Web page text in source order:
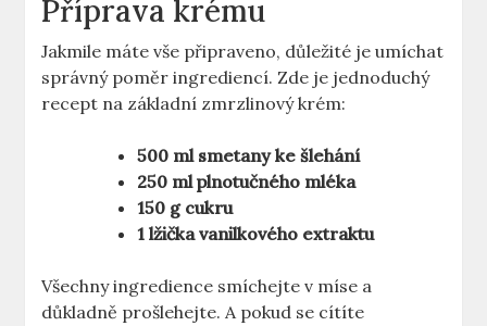
Příprava krému
Jakmile máte vše připraveno, důležité je umíchat
správný poměr⁤ ingrediencí. Zde⁣ je jednoduchý
recept na základní zmrzlinový krém:
500 ml smetany‌ ke šlehání
250 ml plnotučného⁢ mléka
150 g cukru
1 lžička vanilkového extraktu
Všechny ingredience smíchejte v míse a
důkladně prošlehejte. A pokud se cítíte